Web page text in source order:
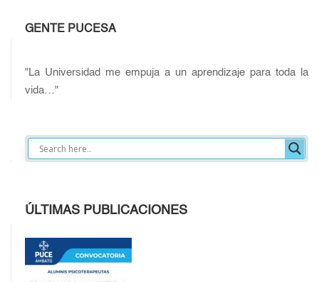
GENTE PUCESA
"La Universidad me empuja a un aprendizaje para toda la
vida…"
ÚLTIMAS PUBLICACIONES